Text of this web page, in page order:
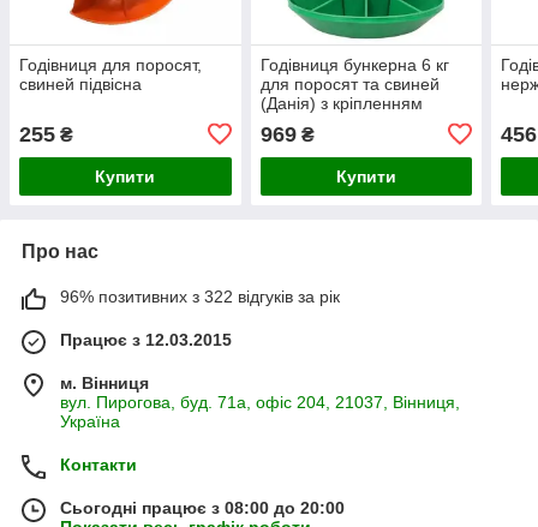
Годівниця для поросят,
свиней підвісна
255 ₴
Купити
Годівниця бункерна 6 кг
для поросят та свиней
(Данія) з кріпленням
969₴
Купити
456
Про нас
96% позитивних з 322 відгуків за рік
Працює з 12.03.2015
м. Вінниця
вул. Пирогова, буд. 71а, офіс 204, 21037, Вінниця,
Україна
Контакти
Сьогодні працює з 08:00 до 20:00